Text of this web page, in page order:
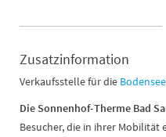
Zusatzinformation
Verkaufsstelle für die
Die Sonnenhof-Therme Bad
Besucher, die in ihrer Mobilität